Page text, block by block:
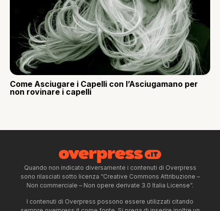
Come Asciugare i Capelli con l’Asciugamano per
non rovinare i capelli
Quando non indicato diversamente i contenuti di Overpress
sono rilasciati sotto licenza “Creative Commons Attribuzione –
Non commerciale – Non opere derivate 3.0 Italia License”.
I contenuti di Overpress possono essere utilizzati citando